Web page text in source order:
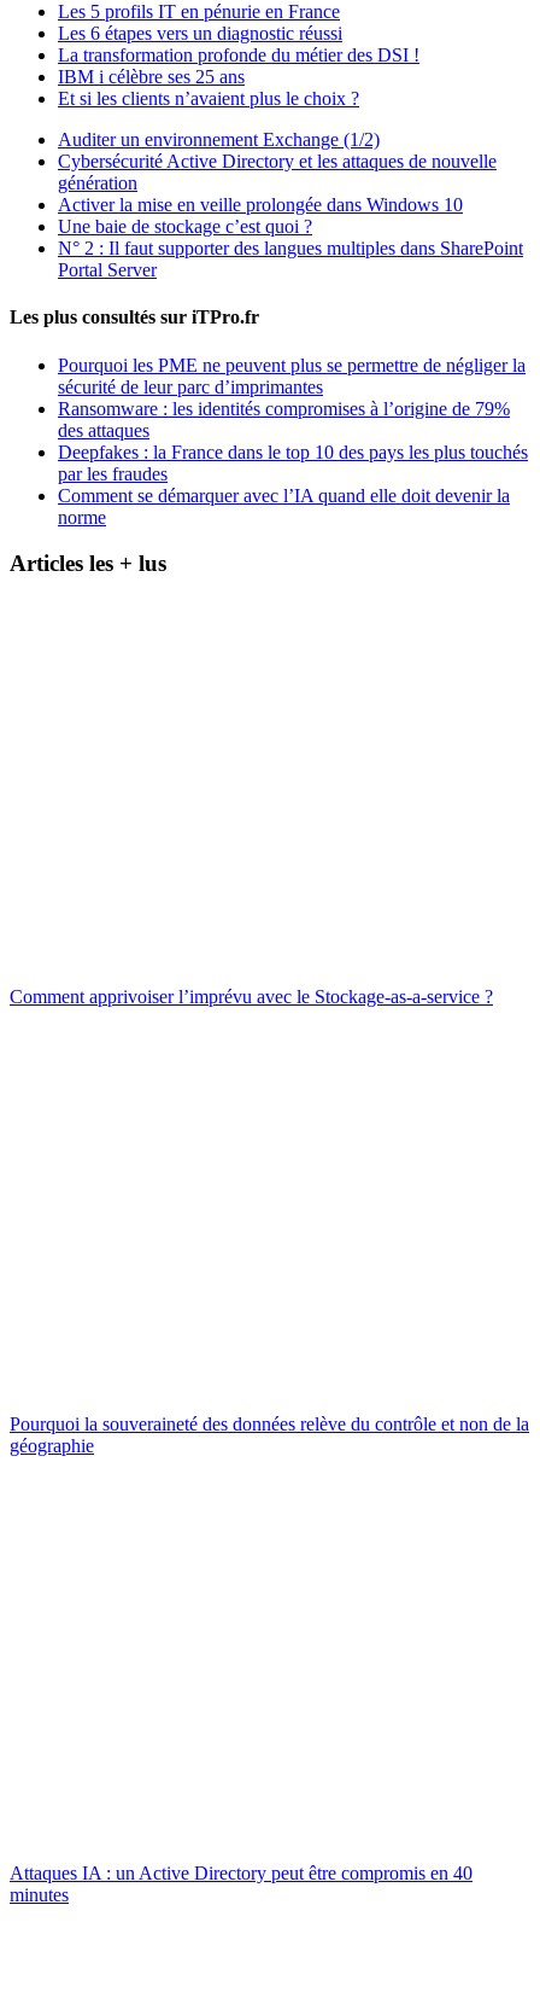
Les 5 profils IT en pénurie en France
Les 6 étapes vers un diagnostic réussi
La transformation profonde du métier des DSI !
IBM i célèbre ses 25 ans
Et si les clients n’avaient plus le choix ?
Auditer un environnement Exchange (1/2)
Cybersécurité Active Directory et les attaques de nouvelle
génération
Activer la mise en veille prolongée dans Windows 10
Une baie de stockage c’est quoi ?
N° 2 : Il faut supporter des langues multiples dans SharePoint
Portal Server
Les plus consultés sur iTPro.fr
Pourquoi les PME ne peuvent plus se permettre de négliger la
sécurité de leur parc d’imprimantes
Ransomware : les identités compromises à l’origine de 79%
des attaques
Deepfakes : la France dans le top 10 des pays les plus touchés
par les fraudes
Comment se démarquer avec l’IA quand elle doit devenir la
norme
Articles les + lus
Comment apprivoiser l’imprévu avec le Stockage-as-a-service ?
Pourquoi la souveraineté des données relève du contrôle et non de la
géographie
Attaques IA : un Active Directory peut être compromis en 40
minutes